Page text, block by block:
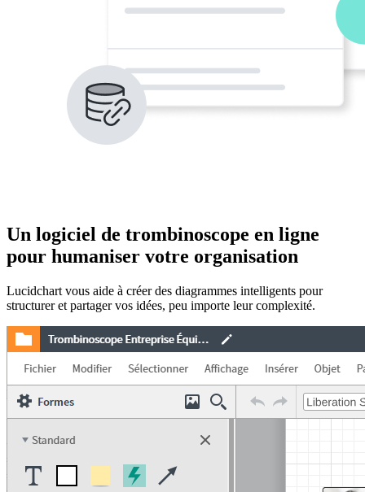
Un logiciel de trombinoscope en ligne
pour humaniser votre organisation
Lucidchart vous aide à créer des diagrammes intelligents pour
structurer et partager vos idées, peu importe leur complexité.